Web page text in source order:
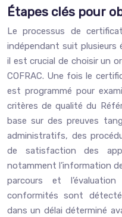
Étapes clés pour
Le processus de
indépendant suit plusieurs
il est crucial de choisir un
COFRAC. Une fois le
est programmé pour
critères de qualité du
base sur des preuves
administratifs, des
de satisfaction des
notamment l’information
parcours et
conformités sont
dans un délai déterminé